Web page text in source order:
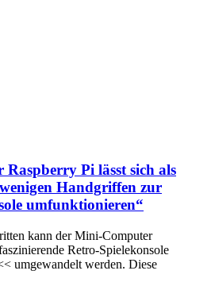
Pi lässt sich als
Handgriffen zur
umfunktionieren“
kann der Mini-Computer
Retro-Spielekonsole
umgewandelt werden. Diese